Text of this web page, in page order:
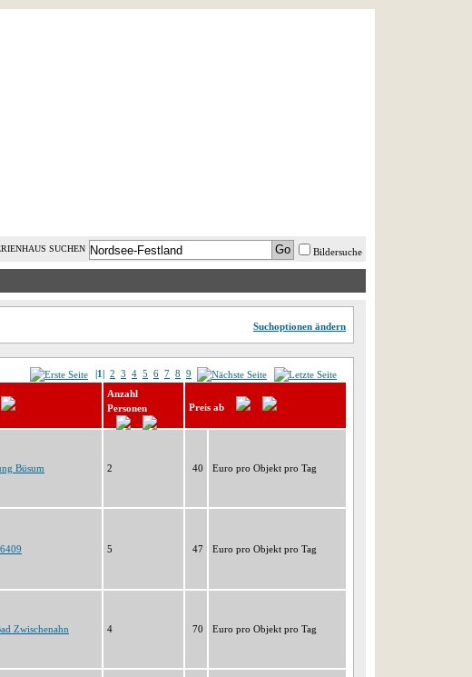
Bildersuche
SUCHEN
Suchoptionen ändern
|1| 2 3 4 5 6 7 8 9
Anzahl
Personen
Preis ab
Büsum 2 40 Euro pro Objekt pro Tag
5 47 Euro pro Objekt pro Tag
Zwischenahn 4 70 Euro pro Objekt pro Tag